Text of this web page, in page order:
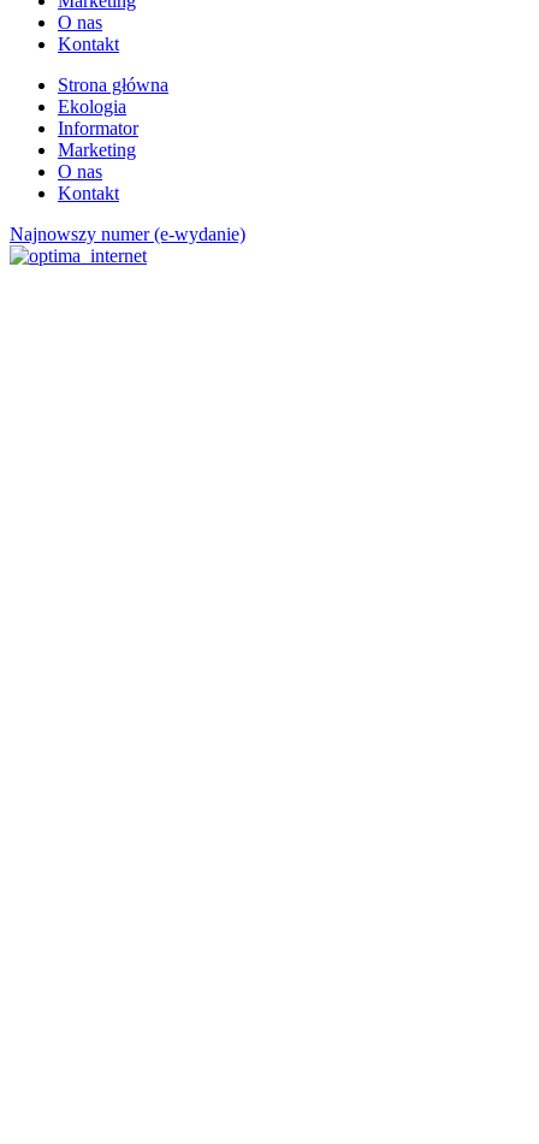
O nas
Kontakt
Strona główna
Ekologia
Informator
Marketing
O nas
Kontakt
Najnowszy numer (e-wydanie)